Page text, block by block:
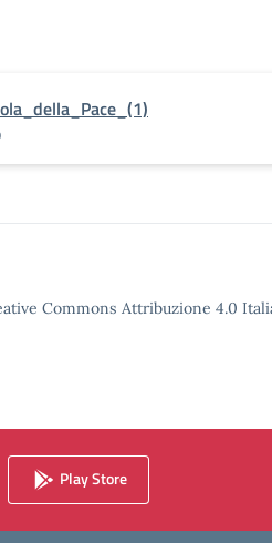
Commons Attribuzione 4.0
Play Store